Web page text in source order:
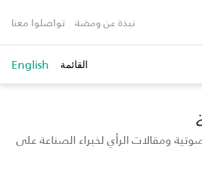
نبذة عن ومضة تواصلوا معنا
القائمة English
ومقالات الرأي لخبراء الصناعة على